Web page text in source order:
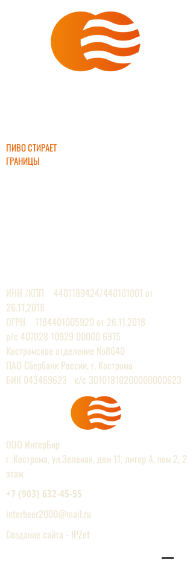
ПИВО СТИРАЕТ
ГРАНИЦЫ
ИНН /КПП 4401189424/440101001 от
26.11.2018
ОГРН 1184401005920 от 26.11.2018
р/с 407028 10929 00000 6915
Костромское отделение №8640
ПАО Сбербанк России, г. Кострома
БИК 043469623 к/с 30101810200000000623
ООО ИнтерБир
г. Кострома, ул.Зеленая, дом 11, литер А, пом 2, 2
этаж
+7 (903) 632-45-55
interbeer2000@mail.ru
Создание сайта - IPZet